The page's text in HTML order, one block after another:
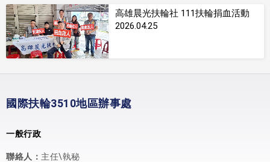
高雄晨光扶輪社 111扶輪捐血活動
2026.04.25
國際扶輪3510地區辦事處
一般行政
聯絡人： 主任\執秘